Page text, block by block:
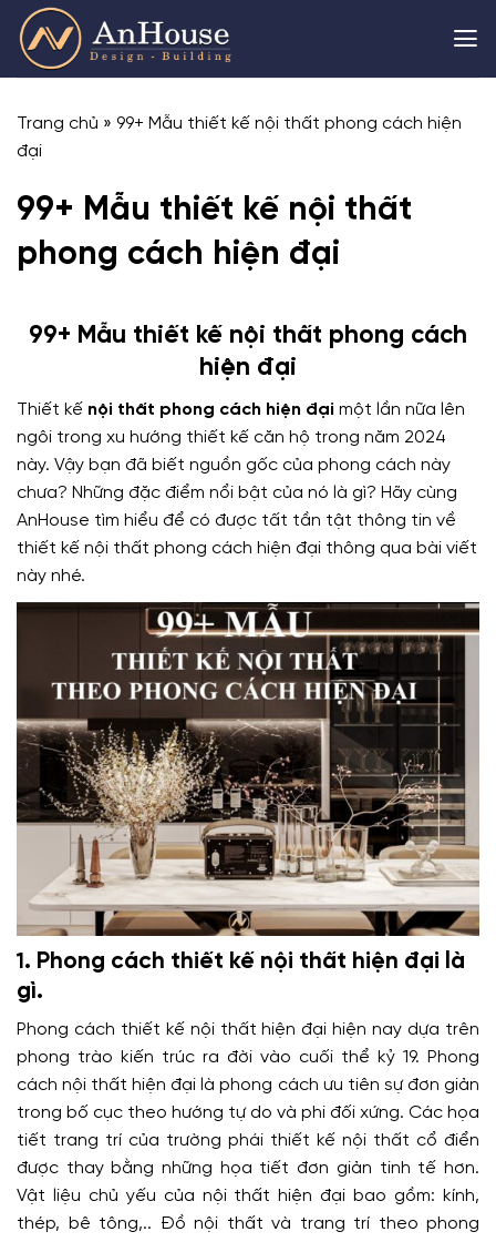
Skip
content
Trang chủ » 99+ Mẫu thiết kế nội thất phong cách hiện
đại
99+ Mẫu thiết kế nội thất
phong cách hiện đại
99+ Mẫu thiết kế nội thất phong cách
hiện đại
Thiết kế nội thất phong cách hiện đại một lần nữa lên
ngôi trong xu hướng thiết kế căn hộ trong năm 2024
này. Vậy bạn đã biết nguồn gốc của phong cách này
chưa? Những đặc điểm nổi bật của nó là gì? Hãy cùng
AnHouse tìm hiểu để có được tất tần tật thông tin về
thiết kế nội thất phong cách hiện đại thông qua bài viết
này nhé.
1 . Phong cách thiết kế nội thất hiện đại là
gì.
Phong cách thiết kế nội thất hiện đại hiện nay dựa trên
phong trào kiến trúc ra đời vào cuối thể kỷ 19. Phong
cách nội thất hiện đại là phong cách ưu tiên sự đơn giản
trong bố cục theo hướng tự do và phi đối xứng. Các họa
tiết trang trí của trường phái thiết kế nội thất cổ điển
được thay bằng những họa tiết đơn giản tinh tế hơn.
Vật liệu chủ yếu của nội thất hiện đại bao gồm: kính,
thép, bê tông,.. Đồ nội thất và trang trí theo phong